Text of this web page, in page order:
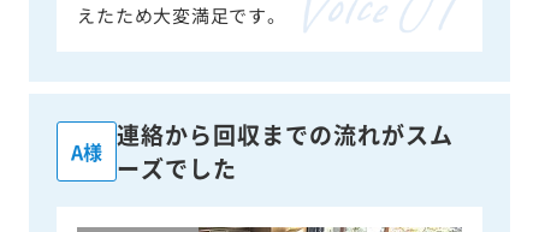
えたため大変満足です。
A様
連絡から回収までの流れがスム
ーズでした